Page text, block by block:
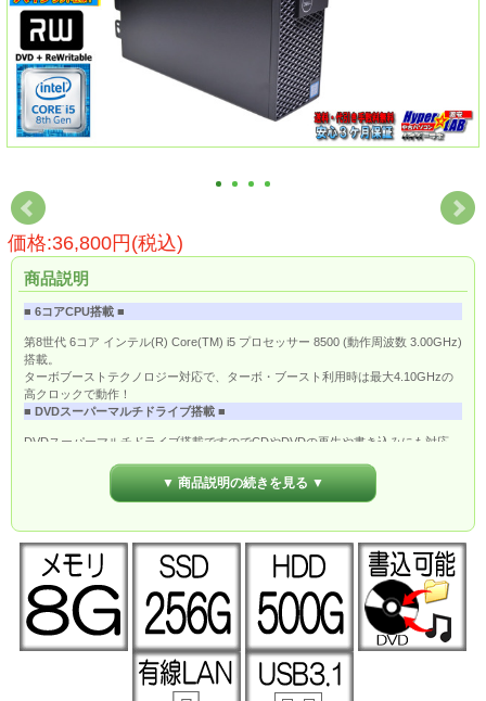
価格:36,800円(税込)
商品説明
■ 6コアCPU搭載 ■
第8世代 6コア インテル(R) Core(TM) i5 プロセッサー 8500 (動作周波数 3.00GHz)
搭載。
ターボブーストテクノロジー対応で、ターボ・ブースト利用時は最大4.10GHzの
高クロックで動作！
■ DVDスーパーマルチドライブ搭載 ■
DVDスーパーマルチドライブ搭載ですのでCDやDVDの再生や書き込みにも対応。
■ Windows 11 導入済み ■
OSは、Windows 11 Pro 64bit 導入済み。届いて設置すればすぐにWindows11をご
■ オススメのポイント ■
ストレージはM.2SSD256GBにOS導入済みで、データ用にHDD500GBを搭載した
デュアルストレージ仕様。
ギガビットLAN搭載なので、光回線などの高速通信でインターネットが楽しめま
す。
オンボードでHDMI出力端子を搭載していますのでリビングの大画面テレビ等にも
本体はスリムな省スペースタイプですので場所を取らずに設置が可能です。
▼ 商品説明の続きを見る ▼